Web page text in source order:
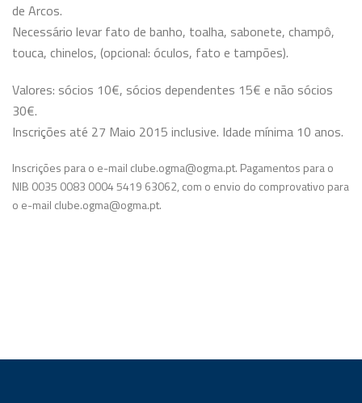
de Arcos.
Necessário levar fato de banho, toalha, sabonete, champô,
touca, chinelos, (opcional: óculos, fato e tampões).
Valores: sócios 10€, sócios dependentes 15€ e não sócios
30€.
Inscrições até 27 Maio 2015 inclusive. Idade mínima 10 anos.
Inscrições para o e-mail clube.ogma@ogma.pt. Pagamentos para o
NIB 0035 0083 0004 5419 63062, com o envio do comprovativo para
o e-mail clube.ogma@ogma.pt.